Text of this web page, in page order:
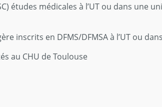
études médicales à l’UT ou dans une
inscrits en DFMS/DFMSA à l’UT ou
au CHU de Toulouse